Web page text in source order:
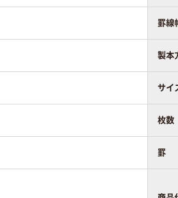
罫線
製本
サイ
枚数
罫